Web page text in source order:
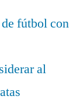
fútbol con
al